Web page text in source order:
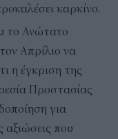
καρκίνο.
το Ανώτατο
Απρίλιο να
η έγκριση της
Προστασίας
για
αξιώσεις που